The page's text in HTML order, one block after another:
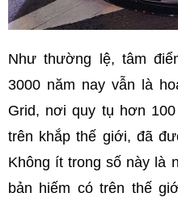
Như thường lệ, tâm
3000 năm nay vẫn là
Grid, nơi quy tụ hơn
trên khắp thế giới, đã
Không ít trong số này là
bản hiếm có trên thế